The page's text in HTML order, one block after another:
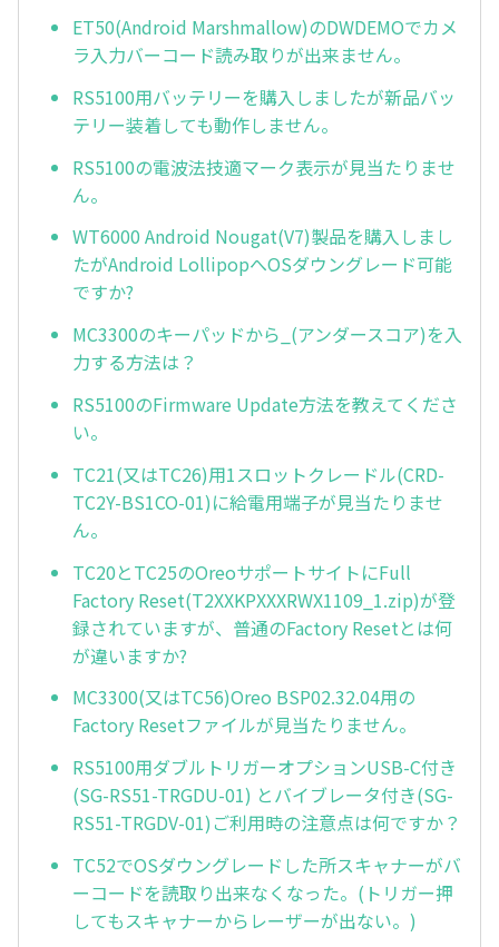
ET50(Android Marshmallow)のDWDEMOでカメ
ラ入力バーコード読み取りが出来ません。
RS5100用バッテリーを購入しましたが新品バッ
テリー装着しても動作しません。
RS5100の電波法技適マーク表示が見当たりませ
ん。
WT6000 Android Nougat(V7)製品を購入しまし
たがAndroid LollipopへOSダウングレード可能
ですか?
MC3300のキーパッドから_(アンダースコア)を入
力する方法は？
RS5100のFirmware Update方法を教えてくださ
い。
TC21(又はTC26)用1スロットクレードル(CRD-
TC2Y-BS1CO-01)に給電用端子が見当たりませ
ん。
TC20とTC25のOreoサポートサイトにFull
Factory Reset(T2XXKPXXXRWX1109_1.zip)が登
録されていますが、普通のFactory Resetとは何
が違いますか?
MC3300(又はTC56)Oreo BSP02.32.04用の
Factory Resetファイルが見当たりません。
RS5100用ダブルトリガーオプションUSB-C付き
(SG-RS51-TRGDU-01) とバイブレータ付き(SG-
RS51-TRGDV-01)ご利用時の注意点は何ですか？
TC52でOSダウングレードした所スキャナーがバ
ーコードを読取り出来なくなった。(トリガー押
してもスキャナーからレーザーが出ない。)